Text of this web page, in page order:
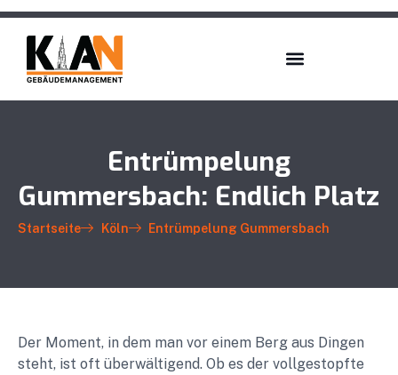
Entrümpelung
Gummersbach: Endlich Platz
Startseite Köln Entrümpelung Gummersbach
Der Moment, in dem man vor einem Berg aus Dingen
steht, ist oft überwältigend. Ob es der vollgestopfte